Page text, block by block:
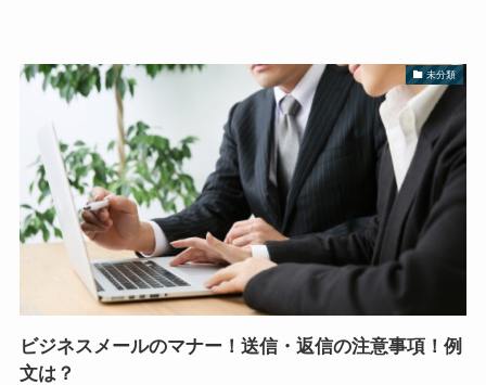
未分類
ビジネスメールのマナー！送信・返信の注意事項！例
文は？